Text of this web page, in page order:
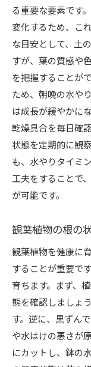
る重要な要素です
変化するため、こ
な目安として、土
すが、葉の質感や
を把握することが
ため、朝晩の水や
は成長が緩やかに
乾燥具合を毎日確
状態を定期的に観
も、水やりタイミ
工夫をすることで
が可能です。
観葉植物の根の
観葉植物を健康に
することが重要で
育ちます。まず、
態を確認しましょ
す。逆に、黒ずん
や水はけの悪さが
にカットし、鉢の